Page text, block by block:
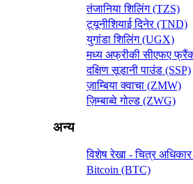
तंजानिया शिलिंग (TZS)
ट्यूनीशियाई दिनेर (TND)
युगांडा शिलिंग (UGX)
मध्य अफ्रीकी सीएफए
दक्षिण सूडानी पाउंड (SSP)
ज़ाम्बिया क्वाचा (ZMW)
ज़िम्बाब्वे गोल्ड (ZWG)
अन्य
विशेष रेखा - चित्र
Bitcoin (BTC)